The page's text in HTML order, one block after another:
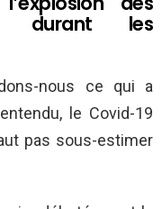
durant les
nous ce qui a
le Covid-19
pas sous-estimer